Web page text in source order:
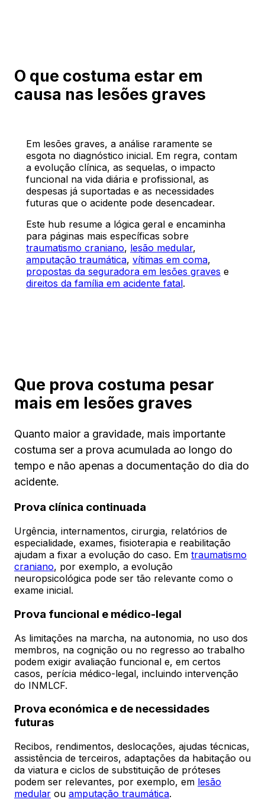
O que costuma estar em
causa nas lesões graves
Em lesões graves, a análise raramente se
esgota no diagnóstico inicial. Em regra, contam
a evolução clínica, as sequelas, o impacto
funcional na vida diária e profissional, as
despesas já suportadas e as necessidades
futuras que o acidente pode desencadear.
Este hub resume a lógica geral e encaminha
para páginas mais específicas sobre
traumatismo craniano, lesão medular,
amputação traumática, vítimas em coma,
propostas da seguradora em lesões graves e
direitos da família em acidente fatal.
Que prova costuma pesar
mais em lesões graves
Quanto maior a gravidade, mais importante
costuma ser a prova acumulada ao longo do
tempo e não apenas a documentação do dia do
acidente.
Prova clínica continuada
Urgência, internamentos, cirurgia, relatórios de
especialidade, exames, fisioterapia e reabilitação
ajudam a fixar a evolução do caso. Em traumatismo
craniano, por exemplo, a evolução
neuropsicológica pode ser tão relevante como o
exame inicial.
Prova funcional e médico-legal
As limitações na marcha, na autonomia, no uso dos
membros, na cognição ou no regresso ao trabalho
podem exigir avaliação funcional e, em certos
casos, perícia médico-legal, incluindo intervenção
do INMLCF.
Prova económica e de necessidades
futuras
Recibos, rendimentos, deslocações, ajudas técnicas,
assistência de terceiros, adaptações da habitação ou
da viatura e ciclos de substituição de próteses
podem ser relevantes, por exemplo, em lesão
medular ou amputação traumática.